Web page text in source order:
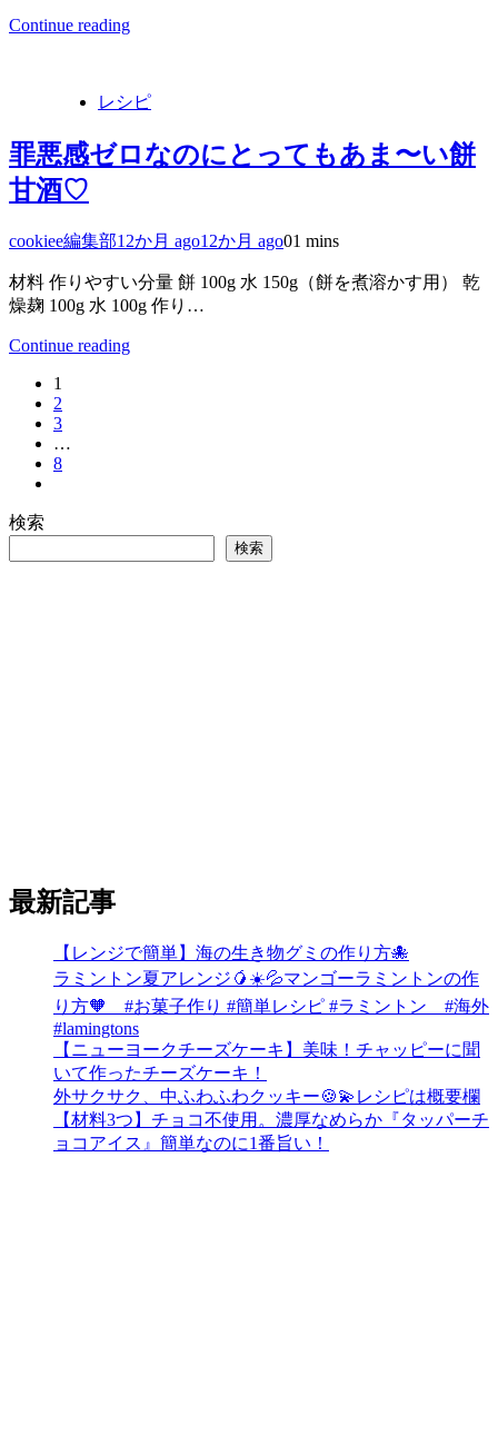
Continue reading
レシピ
罪悪感ゼロなのにとってもあま〜い餅
甘酒♡
cookiee編集部12か月 ago12か月 ago01 mins
材料 作りやすい分量 餅 100g 水 150g（餅を煮溶かす用） 乾
燥麹 100g 水 100g 作り…
Continue reading
1
2
3
…
8
検索
検索
最新記事
【レンジで簡単】海の生き物グミの作り方🐙
ラミントン夏アレンジ🥭☀️💦マンゴーラミントンの作
り方🧡 #お菓子作り #簡単レシピ #ラミントン #海外
#lamingtons
【ニューヨークチーズケーキ】美味！チャッピーに聞
いて作ったチーズケーキ！
外サクサク、中ふわふわクッキー🍪💫レシピは概要欄
【材料3つ】チョコ不使用。濃厚なめらか『タッパーチ
ョコアイス』簡単なのに1番旨い！